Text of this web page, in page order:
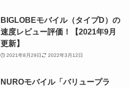
BIGLOBEモバイル（タイプD）の
速度レビュー評価！【2021年9月
更新】
2021年8月29日 2022年3月12日
NUROモバイル「バリュープラ